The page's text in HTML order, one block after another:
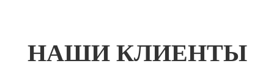
НАШИ КЛИЕНТЫ